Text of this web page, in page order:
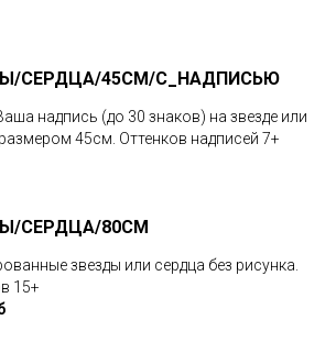
CЕРДЦА/45СМ/С_НАДПИСЬЮ
надпись (до 30 знаков) на звезде или
45см. Оттенков надписей 7+
CЕРДЦА/80СМ
звезды или сердца без рисунка.
15+